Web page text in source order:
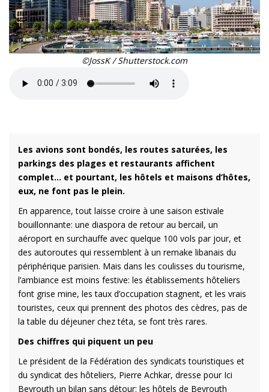
©JossK / Shutterstock.com
Les avions sont bondés, les routes saturées, les
parkings des plages et restaurants affichent
complet... et pourtant, les hôtels et maisons d’hôtes,
eux, ne font pas le plein.
En apparence, tout laisse croire à une saison estivale
bouillonnante: une diaspora de retour au bercail, un
aéroport en surchauffe avec quelque 100 vols par jour, et
des autoroutes qui ressemblent à un remake libanais du
périphérique parisien. Mais dans les coulisses du tourisme,
l’ambiance est moins festive: les établissements hôteliers
font grise mine, les taux d’occupation stagnent, et les vrais
touristes, ceux qui prennent des photos des cèdres, pas de
la table du déjeuner chez téta, se font très rares.
Des chiffres qui piquent un peu
Le président de la Fédération des syndicats touristiques et
du syndicat des hôteliers, Pierre Achkar, dresse pour Ici
Beyrouth un bilan sans détour: les hôtels de Beyrouth